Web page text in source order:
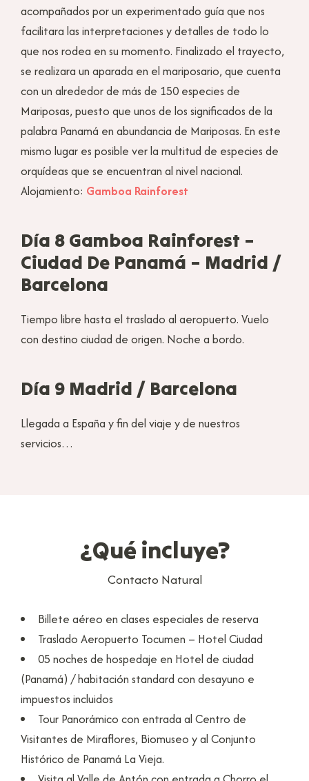
acompañados por un experimentado guía que nos
facilitara las interpretaciones y detalles de todo lo
que nos rodea en su momento. Finalizado el trayecto,
se realizara un aparada en el mariposario, que cuenta
con un alrededor de más de 150 especies de
Mariposas, puesto que unos de los significados de la
palabra Panamá en abundancia de Mariposas. En este
mismo lugar es posible ver la multitud de especies de
orquídeas que se encuentran al nivel nacional.
Alojamiento: Gamboa Rainforest
Día 8 Gamboa Rainforest –
Ciudad De Panamá – Madrid /
Barcelona
Tiempo libre hasta el traslado al aeropuerto. Vuelo
con destino ciudad de origen. Noche a bordo.
Día 9 Madrid / Barcelona
Llegada a España y fin del viaje y de nuestros
servicios…
¿Qué incluye?
Contacto Natural
Billete aéreo en clases especiales de reserva
Traslado Aeropuerto Tocumen – Hotel Ciudad
05 noches de hospedaje en Hotel de ciudad
(Panamá) / habitación standard con desayuno e
impuestos incluidos
Tour Panorámico con entrada al Centro de
Visitantes de Miraflores, Biomuseo y al Conjunto
Histórico de Panamá La Vieja.